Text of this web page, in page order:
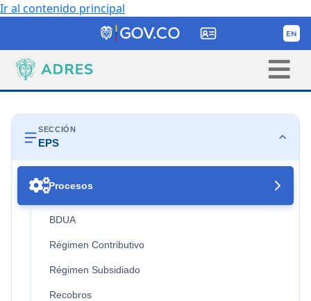
Ir al contenido principal
SECCIÓN
EPS
Procesos
BDUA
Régimen Contributivo
Régimen Subsidiado
Recobros